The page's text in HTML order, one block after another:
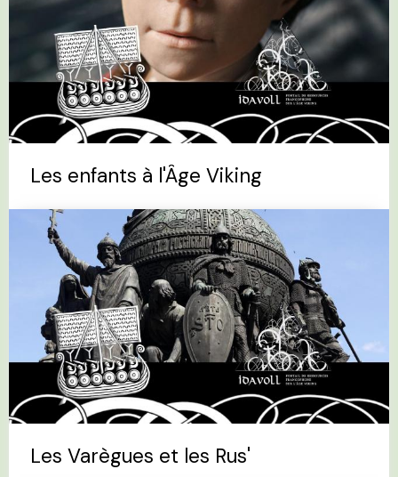
Les enfants à l'Âge Viking
Les Varègues et les Rus'